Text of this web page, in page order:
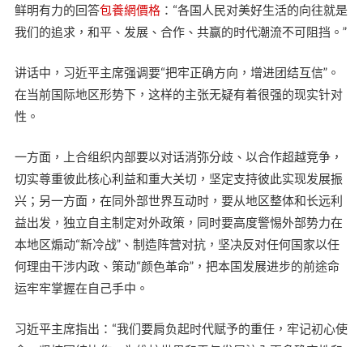
鲜明有力的回答包養網價格：“各国人民对美好生活的向往就是
我们的追求，和平、发展、合作、共赢的时代潮流不可阻挡。”
讲话中，习近平主席强调要“把牢正确方向，增进团结互信”。
在当前国际地区形势下，这样的主张无疑有着很强的现实针对
性。
一方面，上合组织内部要以对话消弥分歧、以合作超越竞争，
切实尊重彼此核心利益和重大关切，坚定支持彼此实现发展振
兴；另一方面，在同外部世界互动时，要从地区整体和长远利
益出发，独立自主制定对外政策，同时要高度警惕外部势力在
本地区煽动“新冷战”、制造阵营对抗，坚决反对任何国家以任
何理由干涉内政、策动“颜色革命”，把本国发展进步的前途命
运牢牢掌握在自己手中。
习近平主席指出：“我们要肩负起时代赋予的重任，牢记初心使